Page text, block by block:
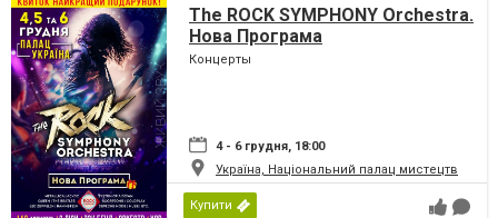
The ROCK SYMPHONY Orchestra.
Нова Програма
Концерты
4 - 6 грудня, 18:00
Україна, Національний палац мистецтв
Купити